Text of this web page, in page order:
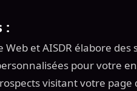
:
Web et AISDR élabore des
pour votre
visitant votre page